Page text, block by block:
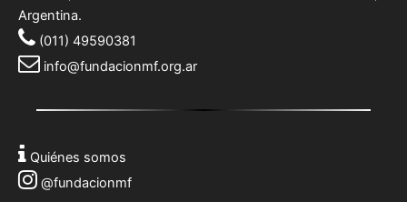
Argentina.
(011) 49590381
info@fundacionmf.org.ar
Quiénes somos
@fundacionmf